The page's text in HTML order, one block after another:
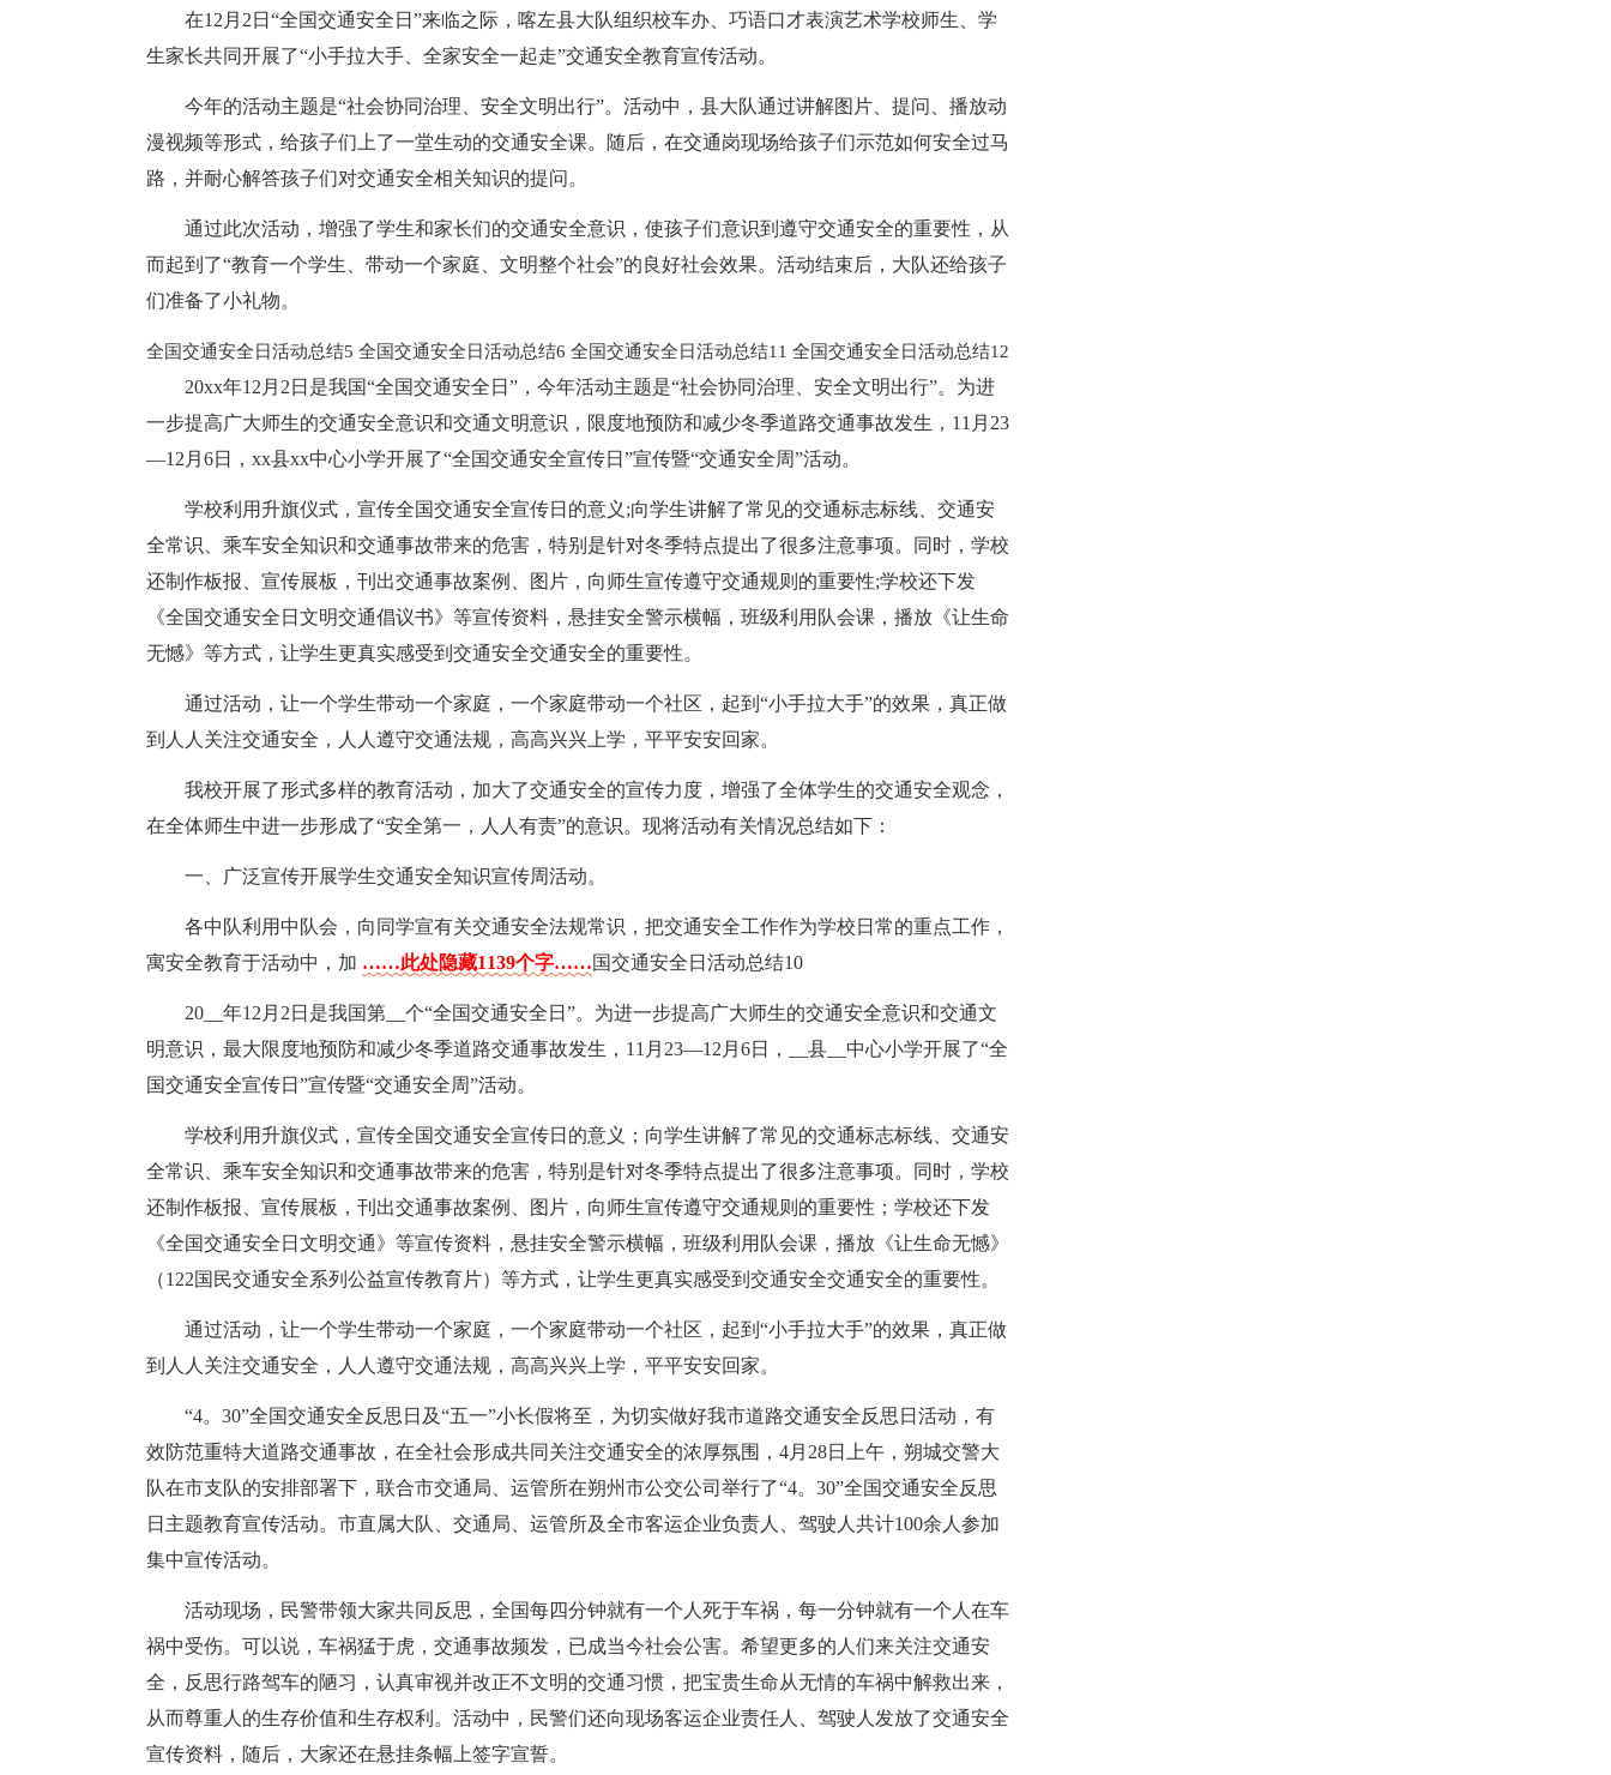
在12月2日“全国交通安全日”来临之际，喀左县大队组织校车办、巧语口才表演艺术学校师生、学
生家长共同开展了“小手拉大手、全家安全一起走”交通安全教育宣传活动。
今年的活动主题是“社会协同治理、安全文明出行”。活动中，县大队通过讲解图片、提问、播放动
漫视频等形式，给孩子们上了一堂生动的交通安全课。随后，在交通岗现场给孩子们示范如何安全过马
路，并耐心解答孩子们对交通安全相关知识的提问。
通过此次活动，增强了学生和家长们的交通安全意识，使孩子们意识到遵守交通安全的重要性，从
而起到了“教育一个学生、带动一个家庭、文明整个社会”的良好社会效果。活动结束后，大队还给孩子
们准备了小礼物。
全国交通安全日活动总结5
20xx年12月2日是我国“全国交通安全日”，今年活动主题是“社会协同治理、安全文明出行”。为进
一步提高广大师生的交通安全意识和交通文明意识，限度地预防和减少冬季道路交通事故发生，11月23
—12月6日，xx县xx中心小学开展了“全国交通安全宣传日”宣传暨“交通安全周”活动。
学校利用升旗仪式，宣传全国交通安全宣传日的意义;向学生讲解了常见的交通标志标线、交通安
全常识、乘车安全知识和交通事故带来的危害，特别是针对冬季特点提出了很多注意事项。同时，学校
还制作板报、宣传展板，刊出交通事故案例、图片，向师生宣传遵守交通规则的重要性;学校还下发
《全国交通安全日文明交通倡议书》等宣传资料，悬挂安全警示横幅，班级利用队会课，播放《让生命
无憾》等方式，让学生更真实感受到交通安全交通安全的重要性。
通过活动，让一个学生带动一个家庭，一个家庭带动一个社区，起到“小手拉大手”的效果，真正做
到人人关注交通安全，人人遵守交通法规，高高兴兴上学，平平安安回家。
全国交通安全日活动总结6
我校开展了形式多样的教育活动，加大了交通安全的宣传力度，增强了全体学生的交通安全观念，
在全体师生中进一步形成了“安全第一，人人有责”的意识。现将活动有关情况总结如下：
一、广泛宣传开展学生交通安全知识宣传周活动。
各中队利用中队会，向同学宣有关交通安全法规常识，把交通安全工作作为学校日常的重点工作，
寓安全教育于活动中，加 ……此处隐藏1139个字……国交通安全日活动总结10
20__年12月2日是我国第__个“全国交通安全日”。为进一步提高广大师生的交通安全意识和交通文
明意识，最大限度地预防和减少冬季道路交通事故发生，11月23—12月6日，__县__中心小学开展了“全
国交通安全宣传日”宣传暨“交通安全周”活动。
学校利用升旗仪式，宣传全国交通安全宣传日的意义；向学生讲解了常见的交通标志标线、交通安
全常识、乘车安全知识和交通事故带来的危害，特别是针对冬季特点提出了很多注意事项。同时，学校
还制作板报、宣传展板，刊出交通事故案例、图片，向师生宣传遵守交通规则的重要性；学校还下发
《全国交通安全日文明交通》等宣传资料，悬挂安全警示横幅，班级利用队会课，播放《让生命无憾》
（122国民交通安全系列公益宣传教育片）等方式，让学生更真实感受到交通安全交通安全的重要性。
通过活动，让一个学生带动一个家庭，一个家庭带动一个社区，起到“小手拉大手”的效果，真正做
到人人关注交通安全，人人遵守交通法规，高高兴兴上学，平平安安回家。
全国交通安全日活动总结11
“4。30”全国交通安全反思日及“五一”小长假将至，为切实做好我市道路交通安全反思日活动，有
效防范重特大道路交通事故，在全社会形成共同关注交通安全的浓厚氛围，4月28日上午，朔城交警大
队在市支队的安排部署下，联合市交通局、运管所在朔州市公交公司举行了“4。30”全国交通安全反思
日主题教育宣传活动。市直属大队、交通局、运管所及全市客运企业负责人、驾驶人共计100余人参加
集中宣传活动。
活动现场，民警带领大家共同反思，全国每四分钟就有一个人死于车祸，每一分钟就有一个人在车
祸中受伤。可以说，车祸猛于虎，交通事故频发，已成当今社会公害。希望更多的人们来关注交通安
全，反思行路驾车的陋习，认真审视并改正不文明的交通习惯，把宝贵生命从无情的车祸中解救出来，
从而尊重人的生存价值和生存权利。活动中，民警们还向现场客运企业责任人、驾驶人发放了交通安全
宣传资料，随后，大家还在悬挂条幅上签字宣誓。
全国交通安全日活动总结12